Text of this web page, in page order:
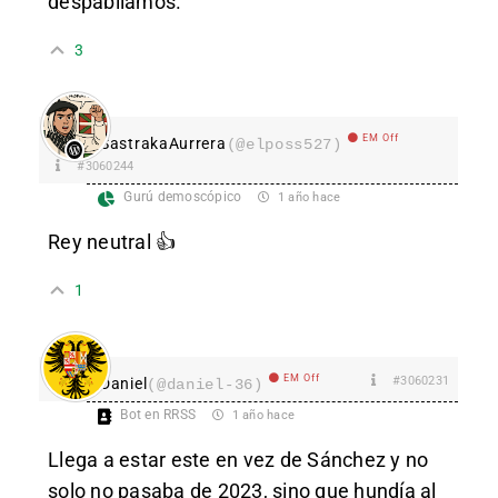
3
SastrakaAurrera (@elposs527) EM Off
#3060244
Gurú demoscópico 1 año hace
Rey neutral 👍
1
Daniel(@daniel-36) EM Off #3060231
Bot en RRSS 1 año hace
Llega a estar este en vez de Sánchez y no
solo no pasaba de 2023, sino que hundía al